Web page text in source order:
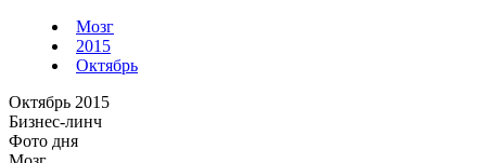
Мозг
2015
Октябрь
Октябрь 2015
Бизнес-линч
Фото дня